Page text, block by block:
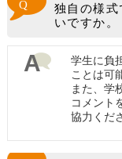
独自の様
いですか。
学生に負
ことは可
また、学
コメント
協力くだ